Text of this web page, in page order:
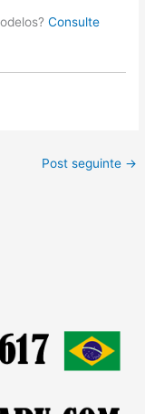
Consulte
Post seguinte →